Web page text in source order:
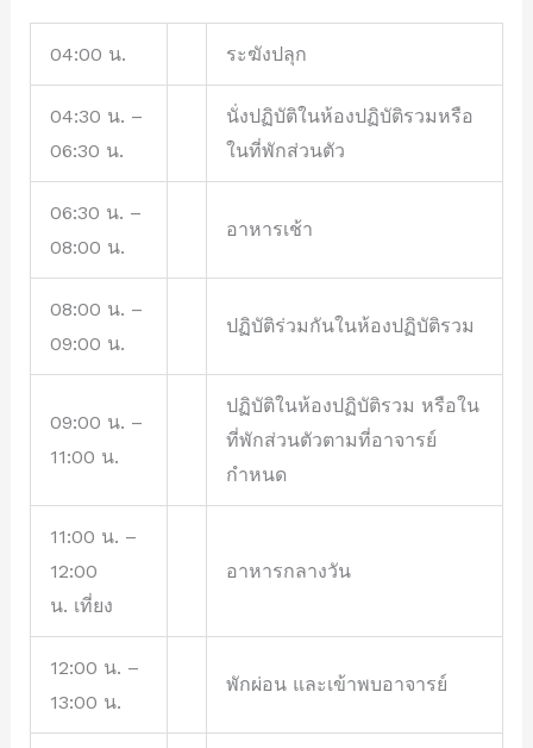
04:00 น. ระฆังปลุก
04:30 น. –
06:30 น.
นั่งปฏิบัติในห้องปฏิบัติรวมหรือ
ในที่พักส่วนตัว
06:30 น. –
08:00 น.
อาหารเช้า
08:00 น. –
09:00 น.
ปฏิบัติร่วมกันในห้องปฏิบัติรวม
09:00 น. –
11:00 น.
ปฏิบัติในห้องปฏิบัติรวม หรือใน
ที่พักส่วนตัวตามที่อาจารย์
กำหนด
11:00 น. –
12:00
น. เที่ยง
อาหารกลางวัน
12:00 น. –
13:00 น.
พักผ่อน และเข้าพบอาจารย์